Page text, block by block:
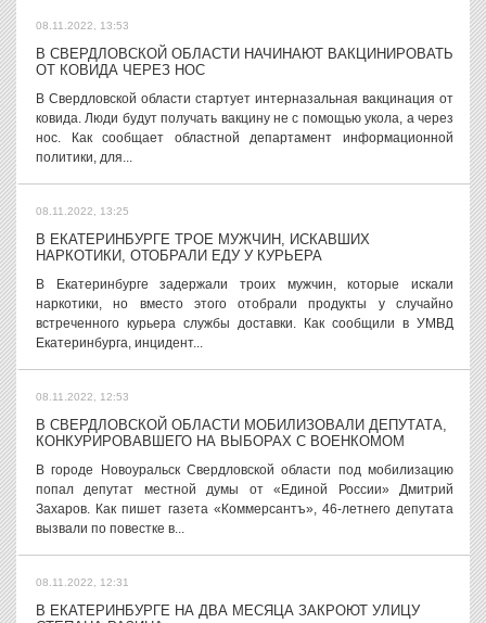
08.11.2022, 13:53
В СВЕРДЛОВСКОЙ ОБЛАСТИ НАЧИНАЮТ ВАКЦИНИРОВАТЬ
ОТ КОВИДА ЧЕРЕЗ НОС
В Свердловской области стартует интерназальная вакцинация от
ковида. Люди будут получать вакцину не с помощью укола, а через
нос. Как сообщает областной департамент информационной
политики, для...
08.11.2022, 13:25
В ЕКАТЕРИНБУРГЕ ТРОЕ МУЖЧИН, ИСКАВШИХ
НАРКОТИКИ, ОТОБРАЛИ ЕДУ У КУРЬЕРА
В Екатеринбурге задержали троих мужчин, которые искали
наркотики, но вместо этого отобрали продукты у случайно
встреченного курьера службы доставки. Как сообщили в УМВД
Екатеринбурга, инцидент...
08.11.2022, 12:53
В СВЕРДЛОВСКОЙ ОБЛАСТИ МОБИЛИЗОВАЛИ ДЕПУТАТА,
КОНКУРИРОВАВШЕГО НА ВЫБОРАХ С ВОЕНКОМОМ
В городе Новоуральск Свердловской области под мобилизацию
попал депутат местной думы от «Единой России» Дмитрий
Захаров. Как пишет газета «Коммерсантъ», 46-летнего депутата
вызвали по повестке в...
08.11.2022, 12:31
В ЕКАТЕРИНБУРГЕ НА ДВА МЕСЯЦА ЗАКРОЮТ УЛИЦУ